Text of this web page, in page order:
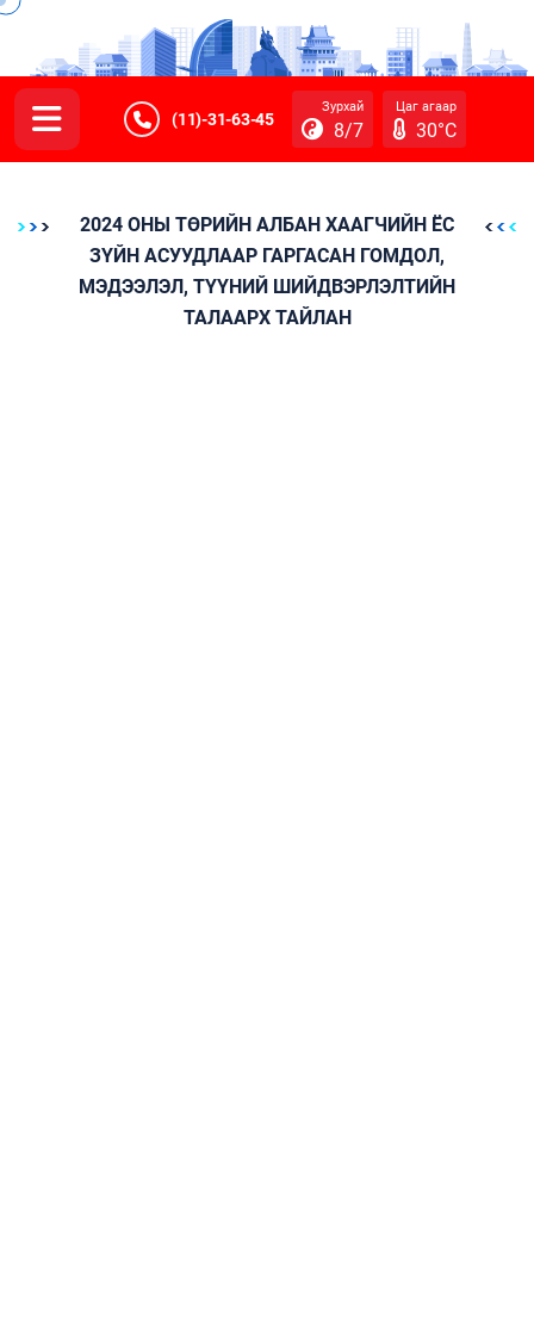
(11)-31-63-45
Зурхай
8/7
Цаг агаар
30°C
2024 ОНЫ ТӨРИЙН АЛБАН ХААГЧИЙН ЁС
ЗҮЙН АСУУДЛААР ГАРГАСАН ГОМДОЛ,
МЭДЭЭЛЭЛ, ТҮҮНИЙ ШИЙДВЭРЛЭЛТИЙН
ТАЛААРХ ТАЙЛАН